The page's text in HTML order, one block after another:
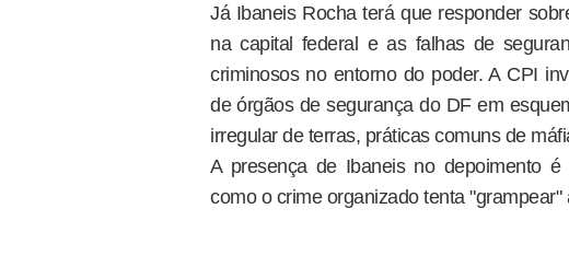
Já Ibaneis Rocha terá que responder
na capital federal e as falhas de
criminosos no entorno do poder. A CPI
de órgãos de segurança do DF em
irregular de terras, práticas comuns de
A presença de Ibaneis no depoimento
como o crime organizado tenta